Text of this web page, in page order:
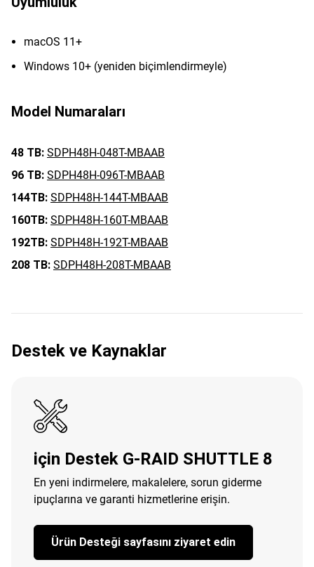
macOS 11+
Windows 10+ (yeniden biçimlendirmeyle)
Model Numaraları
48 TB: SDPH48H-048T-MBAAB
96 TB: SDPH48H-096T-MBAAB
144TB: SDPH48H-144T-MBAAB
160TB: SDPH48H-160T-MBAAB
192TB: SDPH48H-192T-MBAAB
208 TB: SDPH48H-208T-MBAAB
Destek ve Kaynaklar
için Destek G-RAID SHUTTLE 8
En yeni indirmelere, makalelere, sorun giderme
ipuçlarına ve garanti hizmetlerine erişin.
Ürün Desteği sayfasını ziyaret edin